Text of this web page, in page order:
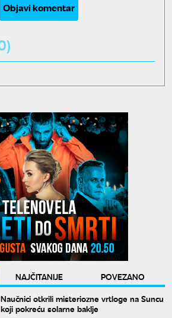
Objavi komentar
NAJČITANIJE
POVEZANO
Naučnici otkrili misteriozne vrtloge na Suncu
koji pokreću solarne baklje